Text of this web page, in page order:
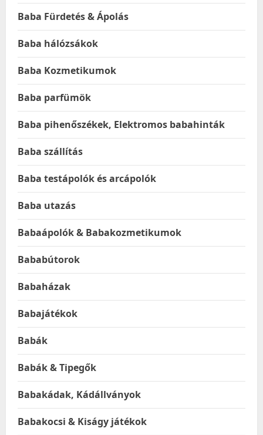
Baba Fürdetés & Ápolás
Baba hálózsákok
Baba Kozmetikumok
Baba parfümök
Baba pihenőszékek, Elektromos babahinták
Baba szállítás
Baba testápolók és arcápolók
Baba utazás
Babaápolók & Babakozmetikumok
Bababútorok
Babaházak
Babajátékok
Babák
Babák & Tipegők
Babakádak, Kádállványok
Babakocsi & Kiságy játékok